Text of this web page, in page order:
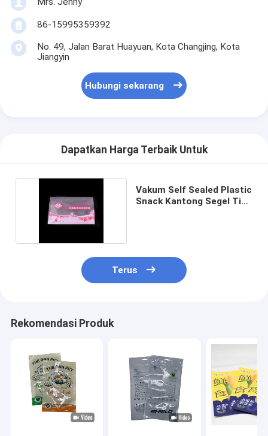
86-15995359392
No. 49, Jalan Barat Huayuan, Kota Changjing, Kota
Jiangyin
Hubungi sekarang
Dapatkan Harga Terbaik Untuk
Vakum Self Sealed Plastic
Snack Kantong Segel Tiga
Terus
Rekomendasi Produk